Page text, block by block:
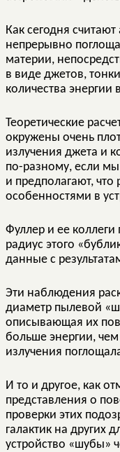
Как сегодня
непрерывно
материи,
в виде джетов,
количества энергии
Теоретические
окружены очень
излучения джета и
по-разному, если
и предполагают,
особенностями в
Фуллер и ее
радиус этого
данные с
Эти наблюдения
диаметр пылевой
описывающая их
больше энергии,
излучения
И то и другое, как
представления о
проверки этих
галактик на других
устройство «шубы»